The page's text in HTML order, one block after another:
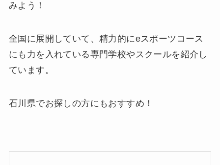
みよう！
全国に展開していて、精力的にeスポーツコース
にも力を入れている専門学校やスクールを紹介し
ています。
石川県でお探しの方にもおすすめ！